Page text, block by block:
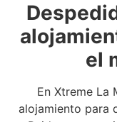
el
En Xtreme La
alojamiento para